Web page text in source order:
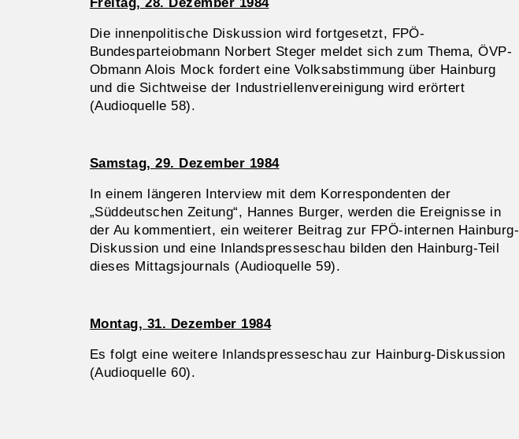
Die innenpolitische Diskussion wird fortgesetzt, FPÖ-
Bundesparteiobmann Norbert Steger meldet sich zum Thema, ÖVP-
Obmann Alois Mock fordert eine Volksabstimmung über Hainburg
und die Sichtweise der Industriellenvereinigung wird erörtert
(Audioquelle 58).
Samstag, 29. Dezember 1984
In einem längeren Interview mit dem Korrespondenten der
„Süddeutschen Zeitung“, Hannes Burger, werden die Ereignisse in
der Au kommentiert, ein weiterer Beitrag zur FPÖ-internen Hainburg-
Diskussion und eine Inlandspresseschau bilden den Hainburg-Teil
dieses Mittagsjournals (Audioquelle 59).
Montag, 31. Dezember 1984
Es folgt eine weitere Inlandspresseschau zur Hainburg-Diskussion
(Audioquelle 60).